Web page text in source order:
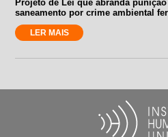
Projeto de Lei que abranda
saneamento por crime ambiental
LER MAIS